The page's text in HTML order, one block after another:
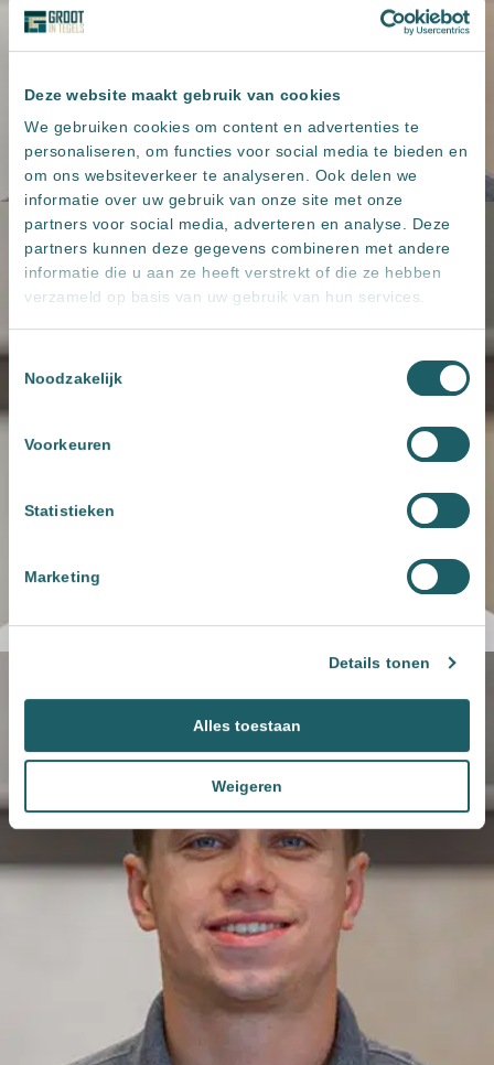
Deze website maakt gebruik van cookies
We gebruiken cookies om content en advertenties te
personaliseren, om functies voor social media te bieden en
om ons websiteverkeer te analyseren. Ook delen we
informatie over uw gebruik van onze site met onze
partners voor social media, adverteren en analyse. Deze
partners kunnen deze gegevens combineren met andere
informatie die u aan ze heeft verstrekt of die ze hebben
verzameld op basis van uw gebruik van hun services.
Toestemmingsselectie
Noodzakelijk
Voorkeuren
Statistieken
Marketing
Details tonen
Alles toestaan
Weigeren